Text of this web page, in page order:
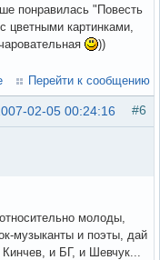
понравилась "Повесть
цветными картинками,
))
Перейти к сообщению
#6
02-05 00:24:16
молоды,
музыканты и поэты, дай
и БГ, и Шевчук...